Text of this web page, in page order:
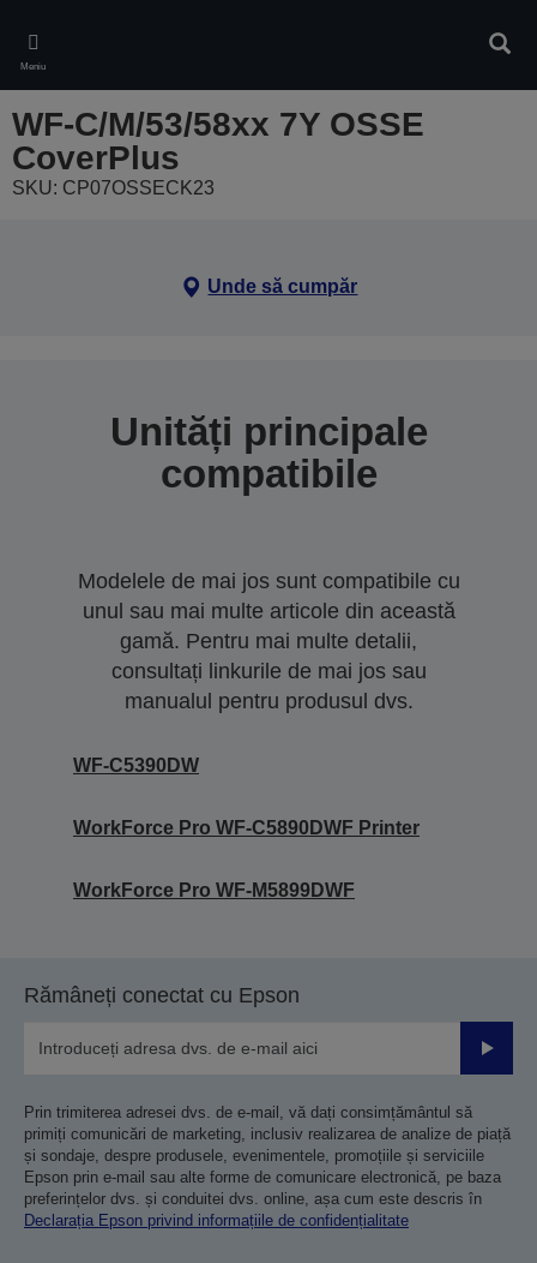
main
content
Meniu
WF-C/M/53/58xx 7Y OSSE
CoverPlus
SKU: CP07OSSECK23
Unde să cumpăr
Unități principale
compatibile
Modelele de mai jos sunt compatibile cu
unul sau mai multe articole din această
gamă. Pentru mai multe detalii,
consultați linkurile de mai jos sau
manualul pentru produsul dvs.
WF-C5390DW
WorkForce Pro WF-C5890DWF Printer
WorkForce Pro WF-M5899DWF
Rămâneți conectat cu Epson
Prin trimiterea adresei dvs. de e-mail, vă dați consimțământul să
primiți comunicări de marketing, inclusiv realizarea de analize de piață
și sondaje, despre produsele, evenimentele, promoțiile și serviciile
Epson prin e-mail sau alte forme de comunicare electronică, pe baza
preferințelor dvs. și conduitei dvs. online, așa cum este descris în
Declarația Epson privind informațiile de confidențialitate